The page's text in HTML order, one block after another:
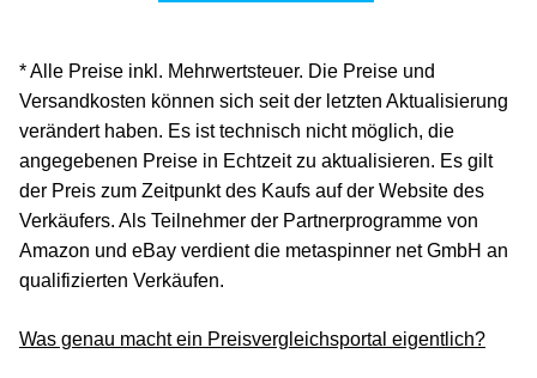
* Alle Preise inkl. Mehrwertsteuer. Die Preise und
Versandkosten können sich seit der letzten Aktualisierung
verändert haben. Es ist technisch nicht möglich, die
angegebenen Preise in Echtzeit zu aktualisieren. Es gilt
der Preis zum Zeitpunkt des Kaufs auf der Website des
Verkäufers. Als Teilnehmer der Partnerprogramme von
Amazon und eBay verdient die metaspinner net GmbH an
qualifizierten Verkäufen.
Was genau macht ein Preisvergleichsportal eigentlich?